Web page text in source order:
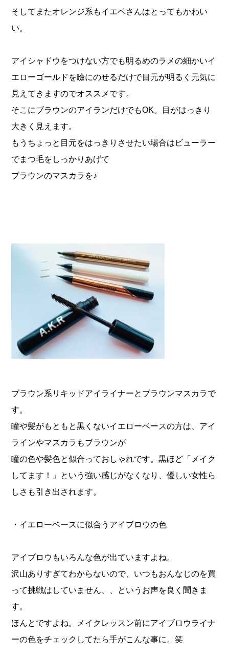
そしてまたオレンジ系もイエベさんはとってもかわい
い。
アイシャドウをつけない方でも明るめのラメの細かいイ
エローゴールドを瞼にのせるだけで目元が明るく元気に
見えてきますのでオススメです。
そこにブラウンのアイランだけでもOK。目がはっきり
大きく見えます。
もうちょっと目元をはっきりさせたい場合はビューラー
でまつ毛をしっかりあげて
ブラウンのマスカラを♪
ブラウン系リキッドアイライナーとブラウンマスカラで
す。
瞳や髪がもともと黒くないイエローベースの方は、アイ
ラインやマスカラもブラウンが
瞳の色や髪色と似合っておしゃれです。黒ほど「メイク
してます！」という強い感じがなくなり、優しい女性ら
しさも引き出されます。
・イエローベースに似合うアイブロウの色
アイブロウもいろんな色が出ていますよね。
沢山ありすぎてわからないので、いつもおんなじのを買
って挑戦はしていません、、というお声を良く聞きま
す。
ほんとですよね。メイクレッスン前にアイブロウライナ
ーの色をチェックしてたら手がこんな事に。笑